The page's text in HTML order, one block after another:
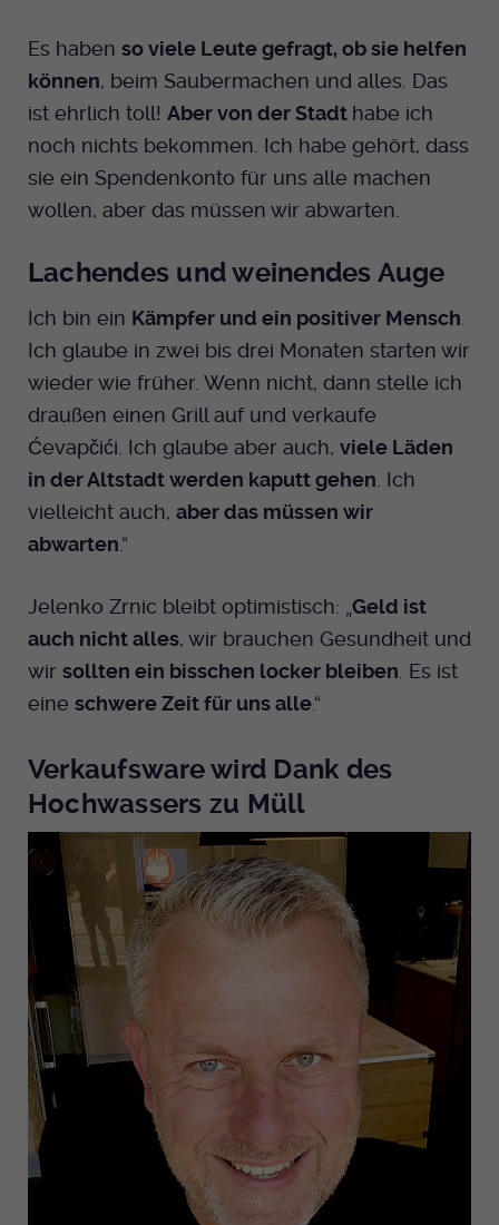
Es haben so viele Leute gefragt, ob sie helfen
können, beim Saubermachen und alles. Das
ist ehrlich toll! Aber von der Stadt habe ich
noch nichts bekommen. Ich habe gehört, dass
sie ein Spendenkonto für uns alle machen
wollen, aber das müssen wir abwarten.
Lachendes und weinendes Auge
Ich bin ein Kämpfer und ein positiver Mensch
Ich glaube in zwei bis drei Monaten starten wir
wieder wie früher. Wenn nicht, dann stelle ich
draußen einen Grill auf und verkaufe
Ćevapčići. Ich glaube aber auch, viele Läden
in der Altstadt werden kaputt gehen . Ich
vielleicht auch, aber das müssen wir
abwarten.“
Jelenko Zrnic bleibt optimistisch: „ Geld ist
auch nicht alles, wir brauchen Gesundheit und
wir sollten ein bisschen locker bleiben . Es ist
eine schwere Zeit für uns alle.“
Verkaufsware wird Dank des
Hochwassers zu Müll